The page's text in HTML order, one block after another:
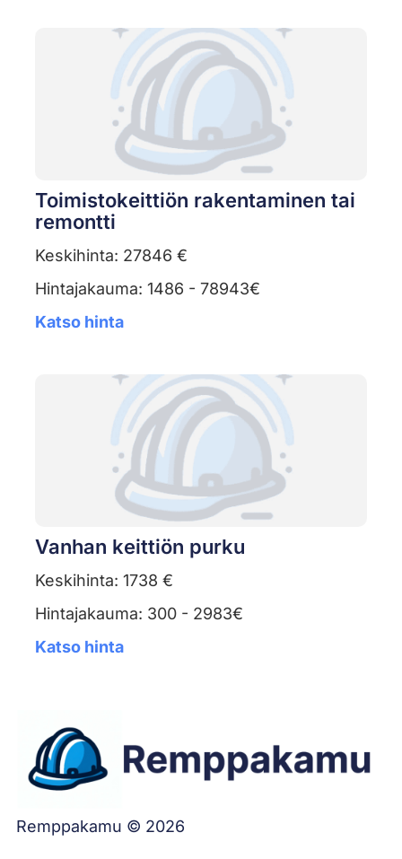
Toimistokeittiön rakentaminen tai
remontti
Keskihinta: 27846 €
Hintajakauma: 1486 - 78943€
Katso hinta
Vanhan keittiön purku
Keskihinta: 1738 €
Hintajakauma: 300 - 2983€
Katso hinta
Remppakamu © 2026